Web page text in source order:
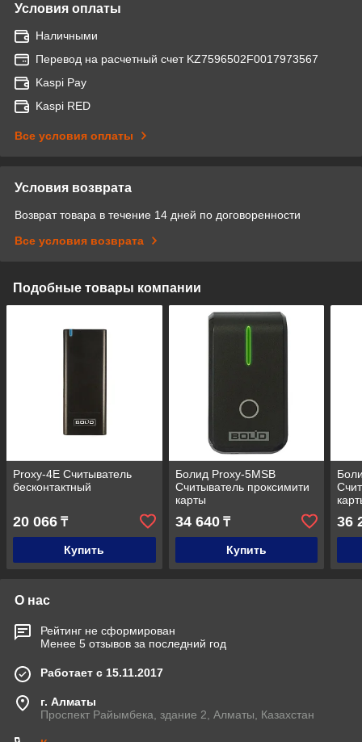
Условия оплаты
Наличными
Перевод на расчетный счет KZ7596502F0017973567
Kaspi Pay
Kaspi RED
Все условия оплаты
Условия возврата
Возврат товара в течение 14 дней по договоренности
Все условия возврата
Подобные товары компании
Proxy-4E Считыватель
бесконтактный
20 066 ₸
Купить
Болид Proxy-5MSB
Считыватель проксимити
карты
34 640₸
Купить
36
О нас
Рейтинг не сформирован
Менее 5 отзывов за последний год
Работает с 15.11.2017
г. Алматы
Проспект Райымбека, здание 2, Алматы, Казахстан